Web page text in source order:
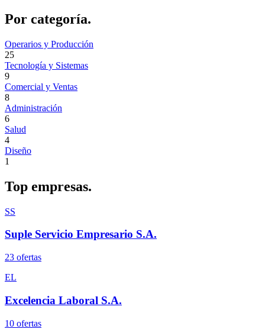
Por categoría.
Operarios y Producción
25
Tecnología y Sistemas
9
Comercial y Ventas
8
Administración
6
Salud
4
Diseño
1
Top empresas.
SS
Suple Servicio Empresario S.A.
23 ofertas
EL
Excelencia Laboral S.A.
10 ofertas